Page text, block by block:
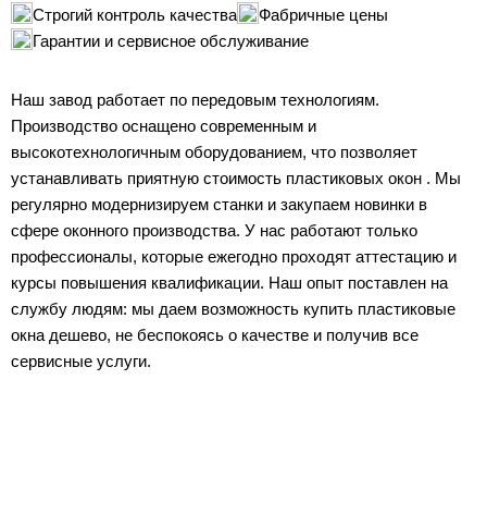
Строгий контроль качества
Фабричные цены
Гарантии и сервисное обслуживание
Наш завод работает по передовым технологиям.
Производство оснащено современным и
высокотехнологичным оборудованием, что позволяет
устанавливать приятную стоимость пластиковых окон . Мы
регулярно модернизируем станки и закупаем новинки в
сфере оконного производства. У нас работают только
профессионалы, которые ежегодно проходят аттестацию и
курсы повышения квалификации. Наш опыт поставлен на
службу людям: мы даем возможность купить пластиковые
окна дешево, не беспокоясь о качестве и получив все
сервисные услуги.